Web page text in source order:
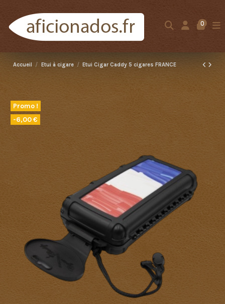
0
Accueil Etui à cigare Etui Cigar Caddy 5 cigares FRANCE
Promo !
-6,00 €